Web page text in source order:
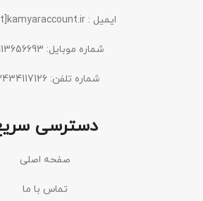
ایمیل : info[at]kamyaraccount.ir
شماره موبایل: 09913656693
شماره تلفن: 03434117126
دسترسی
صفحه اصلی
تماس با ما